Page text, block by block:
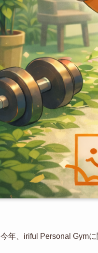
今年、iriful Personal Gym